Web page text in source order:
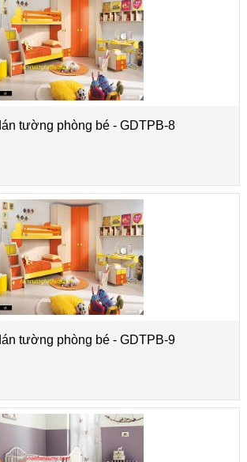
tường phòng bé - GDTPB-8
tường phòng bé - GDTPB-9